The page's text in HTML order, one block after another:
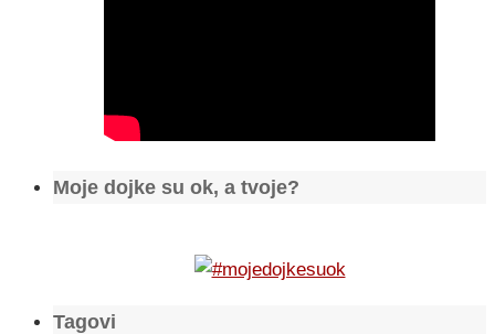
Moje dojke su ok, a tvoje?
Tagovi